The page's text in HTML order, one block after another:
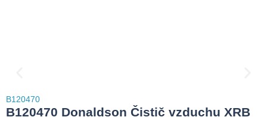
B120470
B120470 Donaldson Čistič vzduchu XRB